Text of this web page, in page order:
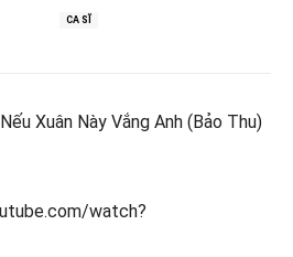
CA SĨ
Xuân Này Vắng Anh (Bảo Thu)
watch?